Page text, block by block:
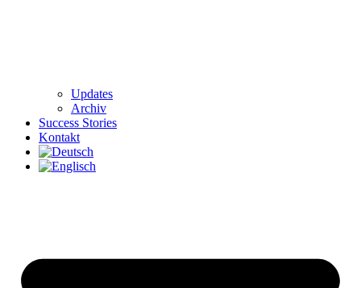
Updates
Archiv
Success Stories
Kontakt